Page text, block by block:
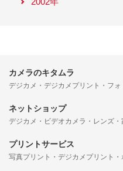
カメラのキタムラ
デジカメ・デジカメプリント・フ
ネットショップ
デジカメ・ビデオカメラ・レンズ・
プリントサービス
写真プリント・デジカメプリント